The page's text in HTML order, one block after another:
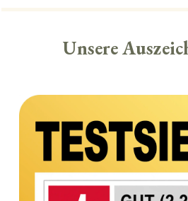
Unsere
Skip image gallery